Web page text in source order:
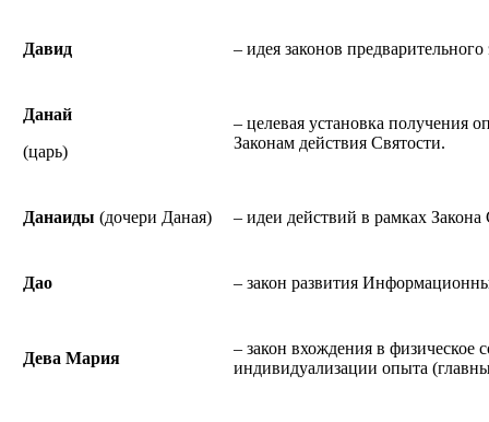
Давид – идея законов
Данай
(царь)
– целевая установка получения
Законам действия Святости.
Данаиды (дочери Даная) – идеи действий в рамках Закона
Дао – закон развития
Дева Мария
– закон вхождения в физическое
индивидуализации опыта